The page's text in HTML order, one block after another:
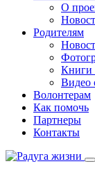
О
Родителям
Книги
Видео
Волонтерам
Как помочь
Партнеры
Контакты